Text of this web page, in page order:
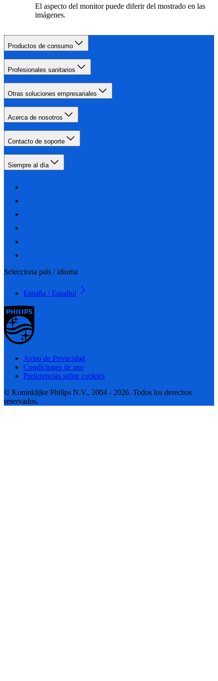
El aspecto del monitor puede diferir del mostrado en las
imágenes.
Productos de consumo
Profesionales sanitarios
Otras soluciones empresariales
Acerca de nosotros
Contacto de soporte
Siempre al día
Selecciona país / idioma
España / Español
Aviso de Privacidad
Condiciones de uso
Preferencias sobre cookies
© Koninklijke Philips N.V., 2004 - 2026. Todos los derechos
reservados.